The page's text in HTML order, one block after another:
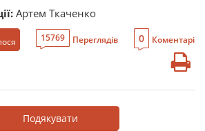
Артем Ткаченко
15769 Переглядів 0 Коментарі
Подякувати